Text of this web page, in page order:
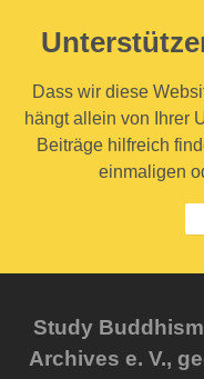
Dass wir diese
hängt allein von Ihrer
Beiträge hilfreich
einmaligen
Study
Archives e. V.,